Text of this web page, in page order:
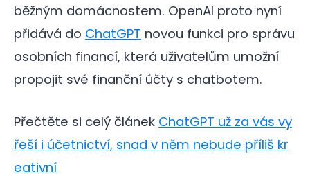
běžným domácnostem. OpenAI proto nyní
přidává do ChatGPT novou funkci pro správu
osobních financí, která uživatelům umožní
propojit své finanční účty s chatbotem.
Přečtěte si celý článek ChatGPT už za vás vy
řeší i účetnictví, snad v něm nebude příliš kr
eativní